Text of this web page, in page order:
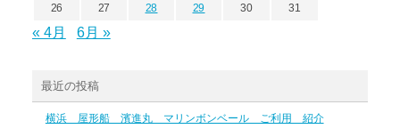
26 27 28 29 30 31
« 4月 6月 »
最近の投稿
横浜 屋形船 濱進丸 マリンボンベール ご利用 紹介